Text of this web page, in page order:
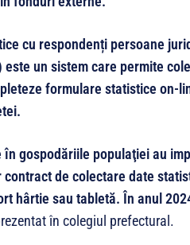
cu respondenți persoane
este un sistem care permite
formulare statistice on-
gospodăriile populaţiei au
de colectare date
hârtie sau tabletă. În anul
în colegiul prefectural.